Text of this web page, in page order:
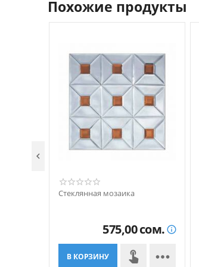
Похожие продукты
Стеклянная мозаика
575,00сом. 
В КОРЗИНУ 
